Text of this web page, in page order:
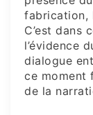
fabrication,
C’est dans
l’évidence
dialogue
ce moment
de la